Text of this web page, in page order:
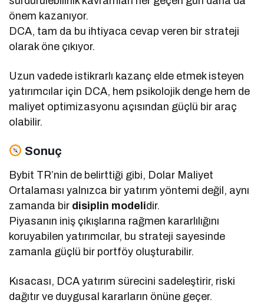
önem kazanıyor.
DCA, tam da bu ihtiyaca cevap veren bir strateji
olarak öne çıkıyor.
Uzun vadede istikrarlı kazanç elde etmek isteyen
yatırımcılar için DCA, hem psikolojik denge hem de
maliyet optimizasyonu açısından güçlü bir araç
olabilir.
Sonuç
Bybit TR’nin de belirttiği gibi, Dolar Maliyet
Ortalaması yalnızca bir yatırım yöntemi değil, aynı
zamanda bir disiplin modelidir.
Piyasanın iniş çıkışlarına rağmen kararlılığını
koruyabilen yatırımcılar, bu strateji sayesinde
zamanla güçlü bir portföy oluşturabilir.
Kısacası, DCA yatırım sürecini sadeleştirir, riski
dağıtır ve duygusal kararların önüne geçer.